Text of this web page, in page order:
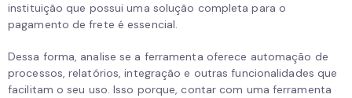
instituição que possui uma solução completa para o
pagamento de frete é essencial.
Dessa forma, analise se a ferramenta oferece automação de
processos, relatórios, integração e outras funcionalidades que
facilitam o seu uso. Isso porque, contar com uma ferramenta